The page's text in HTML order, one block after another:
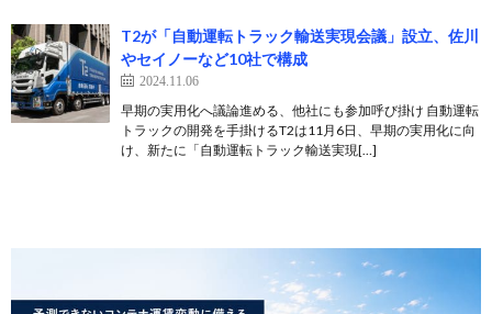
T2が「自動運転トラック輸送実現会議」設立、佐川
やセイノーなど10社で構成
2024.11.06
早期の実用化へ議論進める、他社にも参加呼び掛け 自動運転
トラックの開発を手掛けるT2は11月6日、早期の実用化に向
け、新たに「自動運転トラック輸送実現[…]